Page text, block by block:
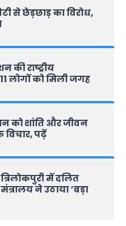
से छेड़छाड़ का विरोध,
की राष्‍ट्रीय
लोगों को मिली जगह
को शांति और जीवन
विचार, पढ़ें
में दलित
ने उठाया ‘बड़ा